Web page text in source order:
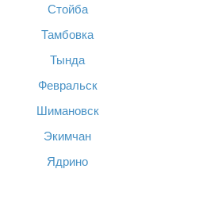
Стойба
Тамбовка
Тында
Февральск
Шимановск
Экимчан
Ядрино